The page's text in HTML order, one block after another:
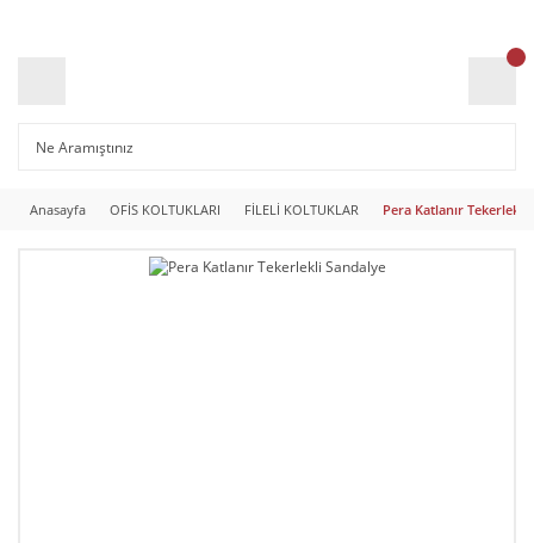
Anasayfa OFİS KOLTUKLARI FİLELİ KOLTUKLAR Pera Katlanır Tekerlekli